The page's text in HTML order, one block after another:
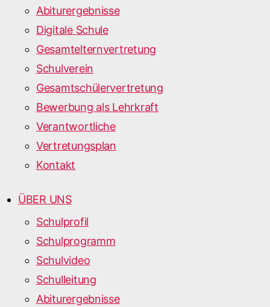
Abiturergebnisse
Digitale Schule
Gesamtelternvertretung
Schulverein
Gesamtschülervertretung
Bewerbung als Lehrkraft
Verantwortliche
Vertretungsplan
Kontakt
ÜBER UNS
Schulprofil
Schulprogramm
Schulvideo
Schulleitung
Abiturergebnisse